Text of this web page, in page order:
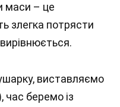
маси – це
злегка потрясти
виставляємо
час беремо із